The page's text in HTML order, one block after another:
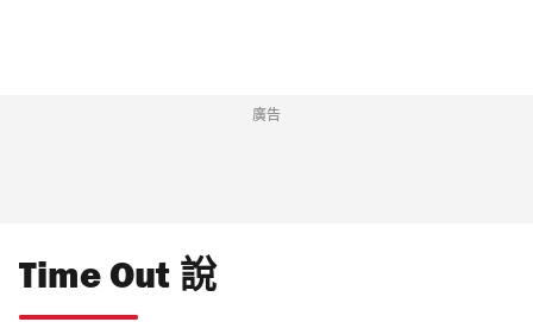
廣告
Time Out 說